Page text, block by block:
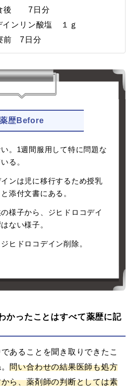
7日分
ンリン酸塩 １ｇ
7日分
薬歴Before
。1週間服用して特に問題な
る。
ンは児に移行するため授乳
添付文書にある。
様子から、ジヒドロコデイ
ない様子。
ヒドロコデイン削除。
かったことはすべて薬歴に記
あることを聞き取りできたこ
。問い合わせの結果医師も処方
ら、薬剤師の判断としては素